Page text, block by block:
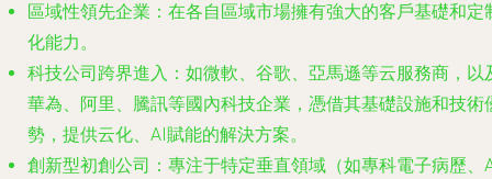
區域性領先企業 ：在各自區域市場擁有強大的客戶基礎和定
化能力。
科技公司跨界進入 ：如微軟、谷歌、亞馬遜等云服務商，以
華為、阿里、騰訊等國內科技企業，憑借其基礎設施和技術
勢，提供云化、AI賦能的解決方案。
創新型初創公司 ：專注于特定垂直領域（如專科電子病歷、